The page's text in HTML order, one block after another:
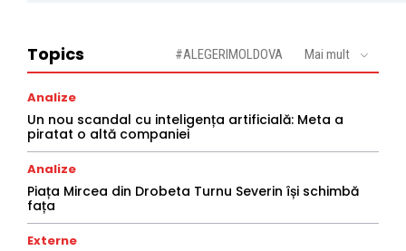
Topics #ALEGERIMOLDOVA Mai mult
Analize
Un nou scandal cu inteligența artificială: Meta a
piratat o altă companiei
Analize
Piața Mircea din Drobeta Turnu Severin își schimbă
fața
Externe